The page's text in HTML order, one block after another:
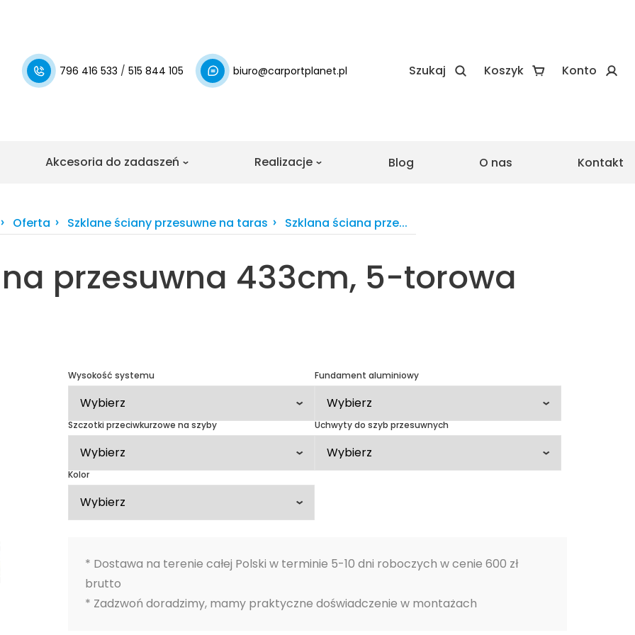
796 416 533 / 515 844 105 biuro@carportplanet.pl Szukaj Koszyk Konto
z
BSH
Zobacz nasze realizacje Zadaszeń
Zobacz nasze realizacje Wiat
Zobacz realizacje
Akcesoria do zadaszeń
Uni
Realizacje
Realizacje
Zabudowa tarasu ze szkła
i aluminium
dachem
Zadaszenia tarasów
Zadaszenia ogródków
Wiaty garażowe
przyścienne
Wiaty garażowe
wolnostojące
Inne projekty z drewna
klejonego BSH
Metamorfozy
Blog O nas Kontakt
Oferta Szklane ściany przesuwne na taras Szklana ściana prze...
przesuwna 433cm, 5-torowa
Wysokość systemu Fundament aluminiowy
Szczotki przeciwkurzowe na szyby Uchwyty do szyb przesuwnych
Kolor
* Dostawa na terenie całej Polski w terminie 5-10 dni roboczych w cenie 600 zł
brutto
* Zadzwoń doradzimy, mamy praktyczne doświadczenie w montażach